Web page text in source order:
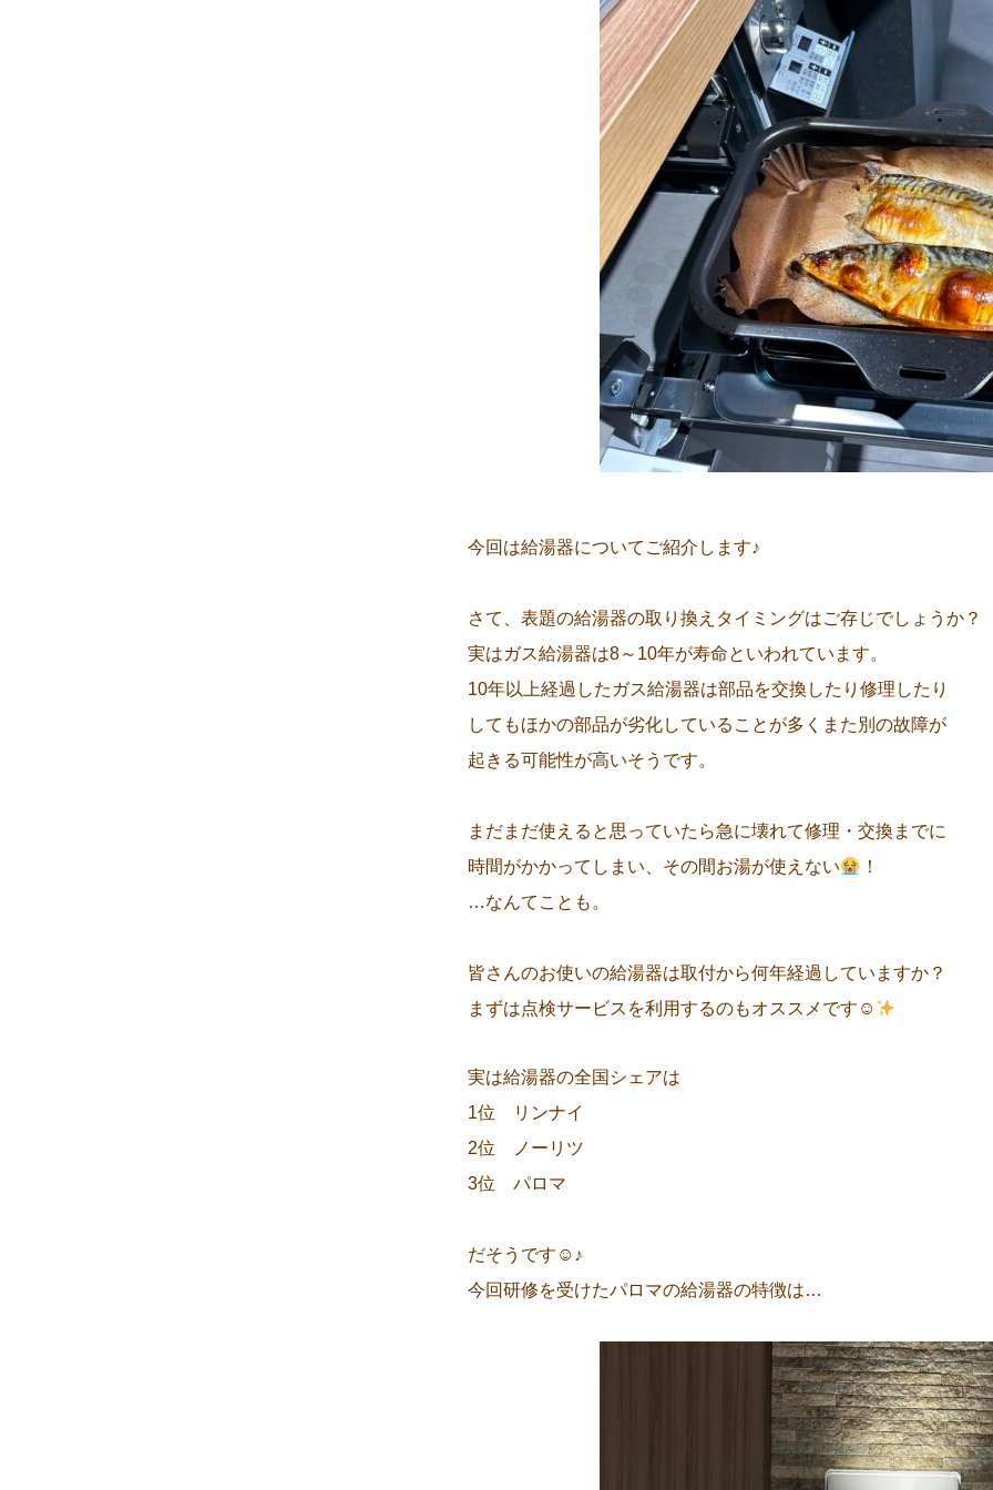
今回は給湯器についてご紹介します♪
さて、表題の給湯器の取り換えタイミングはご存じでしょうか？
実はガス給湯器は8～10年が寿命といわれています。
10年以上経過したガス給湯器は部品を交換したり修理したり
してもほかの部品が劣化していることが多くまた別の故障が
起きる可能性が高いそうです。
まだまだ使えると思っていたら急に壊れて修理・交換までに
時間がかかってしまい、その間お湯が使えない
！
…なんてことも。
皆さんのお使いの給湯器は取付から何年経過していますか？
まずは点検サービスを利用するのもオススメです☺
実は給湯器の全国シェアは
1位 リンナイ
2位 ノーリツ
3位 パロマ
だそうです☺♪
今回研修を受けたパロマの給湯器の特徴は…